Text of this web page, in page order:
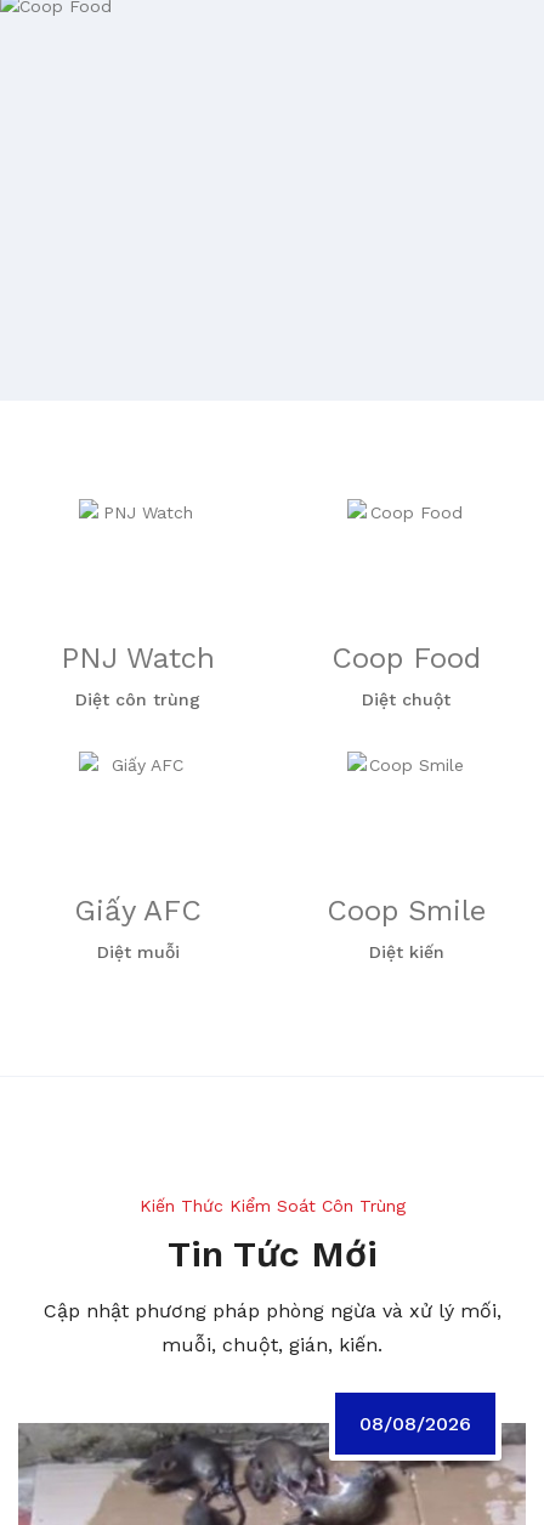
PNJ Watch
Diệt côn trùng
Coop Food
Diệt chuột
Giấy AFC
Diệt muỗi
Coop Smile
Diệt kiến
Kiến Thức Kiểm Soát Côn Trùng
Tin Tức Mới
Cập nhật phương pháp phòng ngừa và xử lý mối,
muỗi, chuột, gián, kiến.
08/08/2026